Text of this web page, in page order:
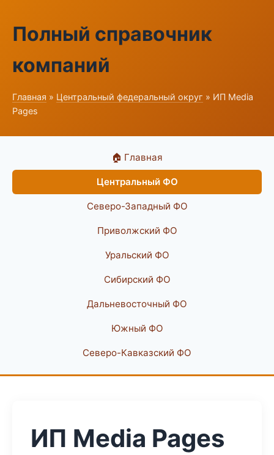
Полный справочник
компаний
Главная » Центральный федеральный округ » ИП Media
Pages
🏠 Главная
Центральный ФО
Северо-Западный ФО
Приволжский ФО
Уральский ФО
Сибирский ФО
Дальневосточный ФО
Южный ФО
Северо-Кавказский ФО
ИП Media Pages